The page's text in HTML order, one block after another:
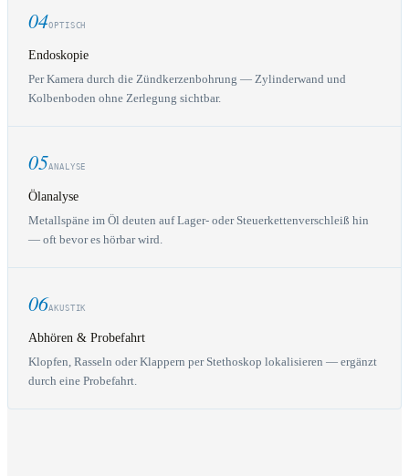
04OPTISCH
Endoskopie
Per Kamera durch die Zündkerzenbohrung — Zylinderwand und
Kolbenboden ohne Zerlegung sichtbar.
05ANALYSE
Ölanalyse
Metallspäne im Öl deuten auf Lager- oder Steuerkettenverschleiß hin
— oft bevor es hörbar wird.
06AKUSTIK
Abhören & Probefahrt
Klopfen, Rasseln oder Klappern per Stethoskop lokalisieren — ergänzt
durch eine Probefahrt.